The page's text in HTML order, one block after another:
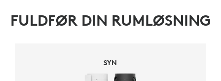
FULDFØR DIN RUMLØSNING
SYN